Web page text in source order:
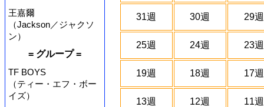
王嘉爾
（Jackson／ジャクソ
ン）
= グループ =
TF BOYS
（ティー・エフ・ボー
イズ）
31週 30週 29週
25週 24週 23週
19週 18週 17週
13週 12週 11週